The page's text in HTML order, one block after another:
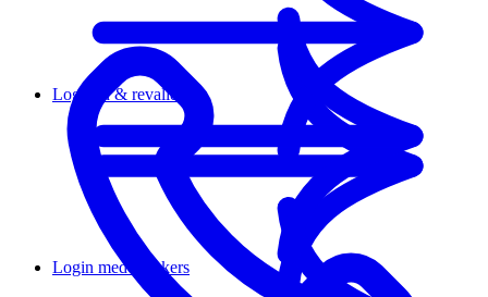
Logeren & revalideren
Login medewerkers